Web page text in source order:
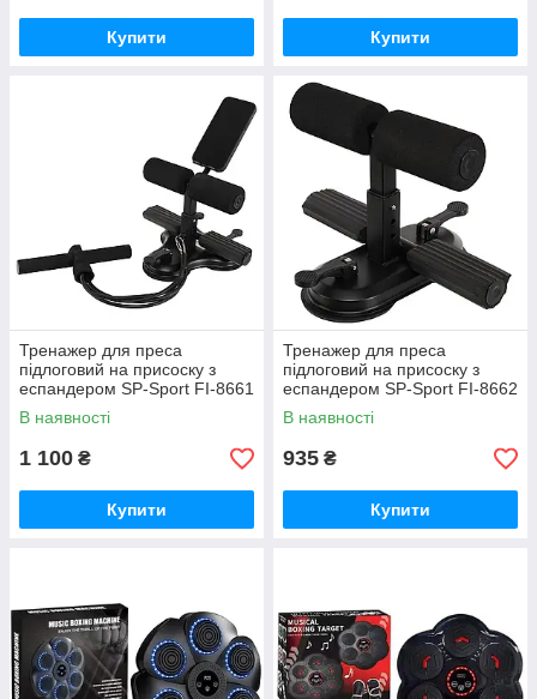
Купити Купити
Тренажер для преса
підлоговий на присоску з
еспандером SP-Sport FI-8661
Чорний
В наявності
1 100 ₴
Купити
Тренажер для преса
підлоговий на присоску з
еспандером SP-Sport FI-8662
Чорний
В наявності
935 ₴
Купити